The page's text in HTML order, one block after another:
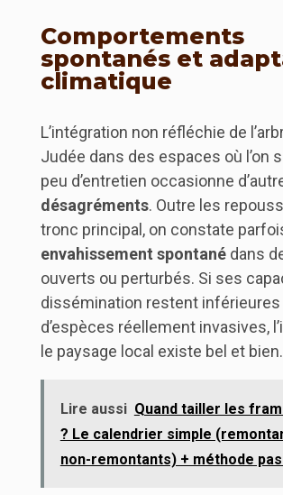
Comportements
spontanés et
climatique
L’intégration non réfléchie de
Judée dans des espaces où l’on
peu d’entretien occasionne
désagréments. Outre les
tronc principal, on constate
envahissement spontanédans
ouverts ou perturbés. Si ses
dissémination restent inférieures
d’espèces réellement invasives,
le paysage local existe bel et bien.
Lire aussi Quand tailler les
? Le calendrier simple
non-remontants) + méthode pas